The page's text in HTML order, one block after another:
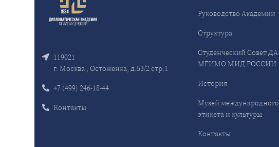
119021
г. Москва , Остоженка, д.53/2 стр.1
+7 (499) 246-18-44
Контакты
Руководство Академии
Структура
Студенческий Совет ДА
МГИМО МИД РОССИИ
История
Музей международного
этикета и культуры
Контакты